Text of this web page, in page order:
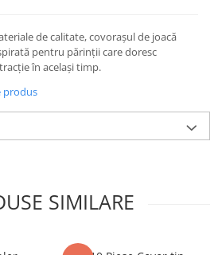
de calitate, covorașul de joacă
pentru părinții care doresc
în același timp.
produs
SIMILARE